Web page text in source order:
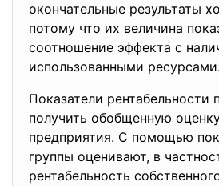
окончательные результаты
потому что их величина
соотношение эффекта с
использованными ресурсами.
Показатели рентабельности
получить обобщенную
предприятия. С помощью
группы оценивают, в
рентабельность